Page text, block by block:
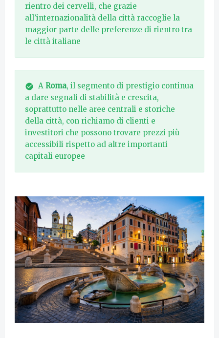
rientro dei cervelli, che grazie
all’internazionalità della città raccoglie la
maggior parte delle preferenze di rientro tra
le città italiane
A Roma, il segmento di prestigio continua
a dare segnali di stabilità e crescita,
soprattutto nelle aree centrali e storiche
della città, con richiamo di clienti e
investitori che possono trovare prezzi più
accessibili rispetto ad altre importanti
capitali europee